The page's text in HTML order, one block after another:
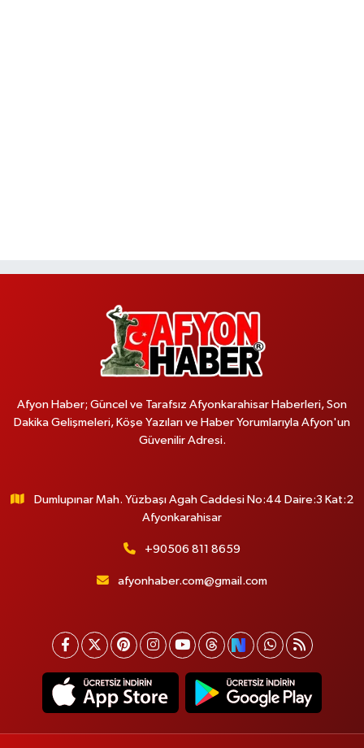
Afyon Haber; Güncel ve Tarafsız Afyonkarahisar Haberleri, Son
Dakika Gelişmeleri, Köşe Yazıları ve Haber Yorumlarıyla Afyon'un
Güvenilir Adresi.
Dumlupınar Mah. Yüzbaşı Agah Caddesi No:44 Daire:3 Kat:2
Afyonkarahisar
+90506 811 8659
afyonhaber.com@gmail.com